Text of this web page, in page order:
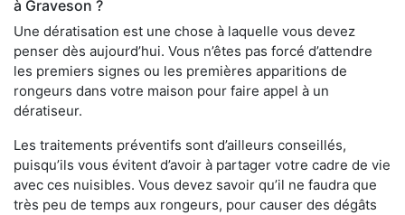
à Graveson ?
Une dératisation est une chose à laquelle vous devez
penser dès aujourd’hui. Vous n’êtes pas forcé d’attendre
les premiers signes ou les premières apparitions de
rongeurs dans votre maison pour faire appel à un
dératiseur.
Les traitements préventifs sont d’ailleurs conseillés,
puisqu’ils vous évitent d’avoir à partager votre cadre de vie
avec ces nuisibles. Vous devez savoir qu’il ne faudra que
très peu de temps aux rongeurs, pour causer des dégâts